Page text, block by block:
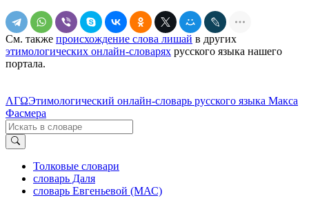
См. также происхождение слова лишай в других
этимологических онлайн-словарях русского языка нашего
портала.
ΛΓΩЭтимологический онлайн-словарь русского языка Макса
Фасмера
Толковые словари
словарь Даля
словарь Евгеньевой (МАС)